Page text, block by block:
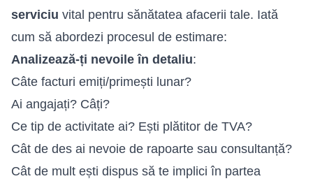
serviciu vital pentru sănătatea afacerii tale. Iată
cum să abordezi procesul de estimare:
Analizează-ți nevoile în detaliu:
Câte facturi emiți/primești lunar?
Ai angajați? Câți?
Ce tip de activitate ai? Ești plătitor de TVA?
Cât de des ai nevoie de rapoarte sau consultanță?
Cât de mult ești dispus să te implici în partea